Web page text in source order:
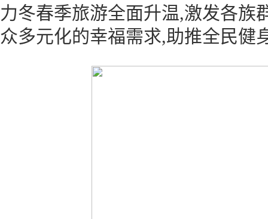
力冬春季旅游全面升温,激发各族
众多元化的幸福需求,助推全民健